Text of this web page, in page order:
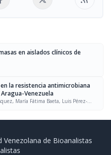
en aislados clínicos de
la resistencia antimicrobiana
Aragua-Venezuela
María Fátima Baeta, Luis Pérez-
Venezolana de Bioanalistas